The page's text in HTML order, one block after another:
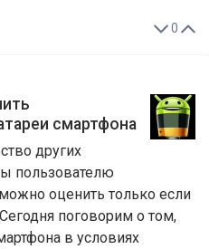
0
смартфона
других
пользователю
оценить только если
поговорим о том,
в условиях